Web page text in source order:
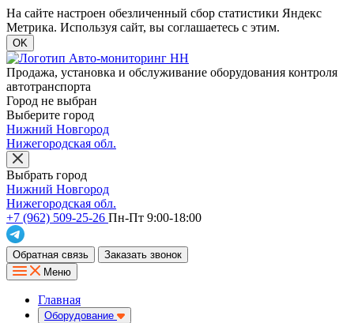
На сайте настроен обезличенный сбор статистики Яндекс
Метрика. Используя сайт, вы соглашаетесь с этим.
OK
Продажа, установка и обслуживание оборудования контроля
автотранспорта
Город не выбран
Выберите город
Нижний Новгород
Нижегородская обл.
Выбрать город
Нижний Новгород
Нижегородская обл.
+7 (962) 509-25-26 Пн-Пт 9:00-18:00
Обратная связь
Заказать звонок
Меню
Главная
Оборудование